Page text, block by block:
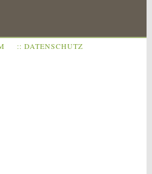
:: DATENSCHUTZ